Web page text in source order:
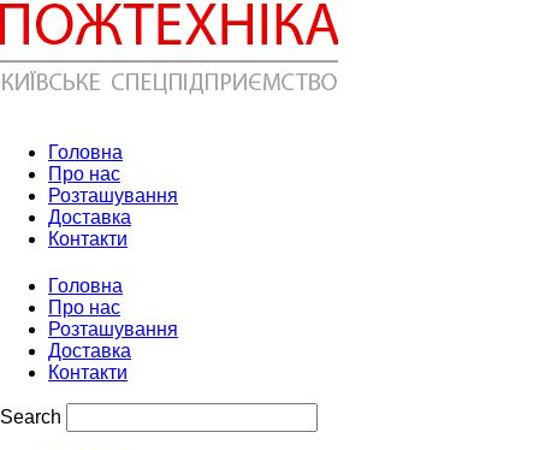
Головна
Про нас
Розташування
Доставка
Контакти
Головна
Про нас
Розташування
Доставка
Контакти
Search